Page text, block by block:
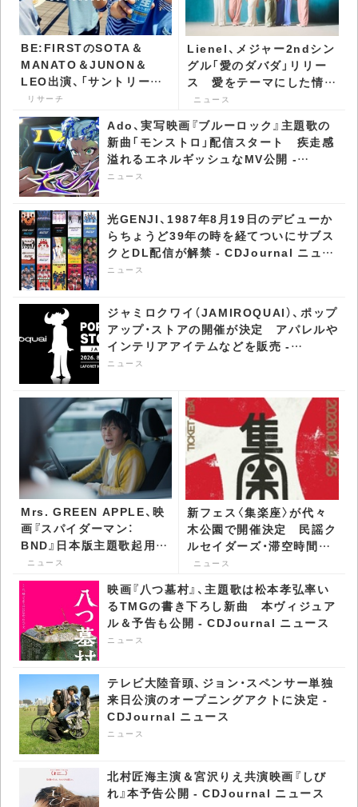
BE:FIRSTのSOTA＆
MANATO＆JUNON＆
LEO出演、「サントリー生
ビール」のCMで流れる曲
は？ - CDJournal リサー
チ
リサーチ
Lienel、メジャー2ndシン
グル「愛のダバダ」リリー
ス 愛をテーマにした情熱
のアイドル歌謡 -
ニュース
Ado、実写映画『ブルーロック』主題歌の
新曲「モンストロ」配信スタート 疾走感
溢れるエネルギッシュなMV公開 -
CDJournal ニュース
ニュース
光GENJI、1987年8月19日のデビューか
らちょうど39年の時を経てついにサブス
クとDL配信が解禁 - CDJournal ニュー
ス
ニュース
ジャミロクワイ（JAMIROQUAI）、ポップ
アップ・ストアの開催が決定 アパレルや
インテリアアイテムなどを販売 -
CDJournal ニュース
ニュース
Mrs. GREEN APPLE、映
画『スパイダーマン：
BND』日本版主題歌起用の
Spotify新CM放送開始 -
CDJournal ニュース
ニュース
新フェス〈集楽座〉が代々
木公園で開催決定 民謡ク
ルセイダーズ・滞空時間ら
第1弾出演者が発表 -
ニュース
映画『八つ墓村』、主題歌は松本孝弘率い
るTMGの書き下ろし新曲 本ヴィジュア
ル＆予告も公開 - CDJournal ニュース
ニュース
テレビ大陸音頭、ジョン・スペンサー単独
来日公演のオープニングアクトに決定 -
CDJournal ニュース
ニュース
北村匠海主演＆宮沢りえ共演映画『しび
れ』本予告公開 - CDJournal ニュース